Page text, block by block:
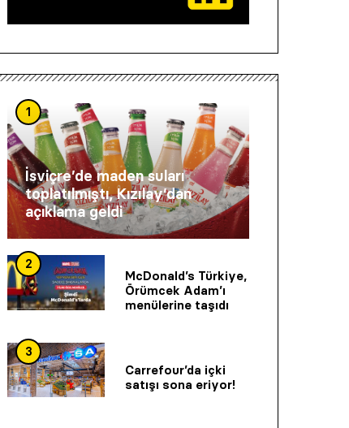
1
İsviçre’de maden suları
toplatılmıştı, Kızılay’dan
açıklama geldi
2
McDonald’s Türkiye,
Örümcek Adam’ı
menülerine taşıdı
3
Carrefour’da içki
satışı sona eriyor!